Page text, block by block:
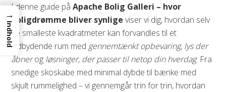
I denne guide påApache Bolig Galleri – hvor
boligdrømme bliver synlige viser vi dig, hvordan selv
de smalleste kvadratmeter kan forvandles til et
indbydende rum med gennemtænkt opbevaring, lys der
åbnerog løsninger, der passer til netop din hverdag. Fra
snedige skoskabe med minimal dybde til bænke med
skjult rummelighed – vi gennemgår trin for trin, hvordan
→
Indhold